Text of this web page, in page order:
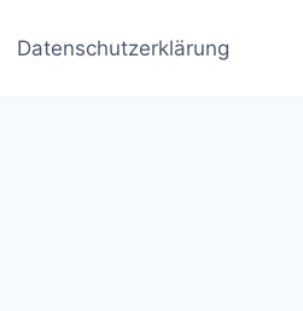
Datenschutzerklärung